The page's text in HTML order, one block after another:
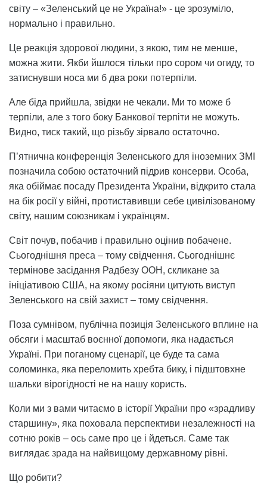
світу – «Зеленський це не Україна!» - це зрозуміло,
нормально і правильно.
Це реакція здорової людини, з якою, тим не менше,
можна жити. Якби йшлося тільки про сором чи огиду, то
затиснувши носа ми б два роки потерпіли.
Але біда прийшла, звідки не чекали. Ми то може б
терпіли, але з того боку Банкової терпіти не можуть.
Видно, тиск такий, що різьбу зірвало остаточно.
П’ятнична конференція Зеленського для іноземних ЗМІ
позначила собою остаточний підрив консерви. Особа,
яка обіймає посаду Президента України, відкрито стала
на бік росії у війні, протиставивши себе цивілізованому
світу, нашим союзникам і українцям.
Світ почув, побачив і правильно оцінив побачене.
Сьогоднішня преса – тому свідчення. Сьогоднішнє
термінове засідання Радбезу ООН, скликане за
ініціативою США, на якому росіяни цитують виступ
Зеленського на свій захист – тому свідчення.
Поза сумнівом, публічна позиція Зеленського вплине на
обсяги і масштаб воєнної допомоги, яка надається
Україні. При поганому сценарії, це буде та сама
соломинка, яка переломить хребта бику, і підштовхне
шальки вірогідності не на нашу користь.
Коли ми з вами читаємо в історії України про «зрадливу
старшину», яка поховала перспективи незалежності на
сотню років – ось саме про це і йдеться. Саме так
виглядає зрада на найвищому державному рівні.
Що робити?